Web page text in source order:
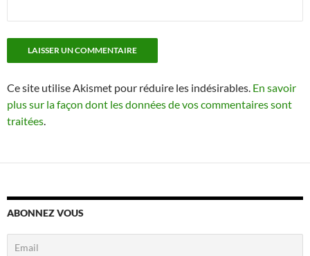
Ce site utilise Akismet pour réduire les indésirables. En savoir
plus sur la façon dont les données de vos commentaires sont
traitées.
ABONNEZ VOUS